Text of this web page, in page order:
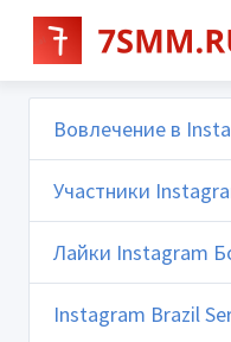
Вовлечение в
Участники
Лайки Instagram
Instagram Brazil